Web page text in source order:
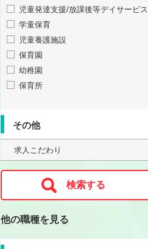
児童発達支援/放課後等デイサービス
学童保育
児童養護施設
保育園
幼稚園
保育所
その他
求人こだわり
他の職種を見る